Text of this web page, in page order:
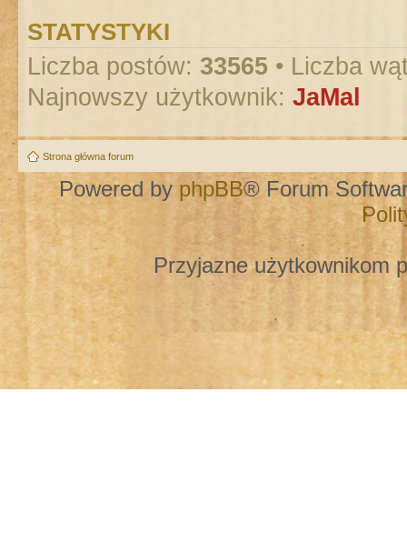
STATYSTYKI
Liczba postów: 33565 • Liczba
Najnowszy użytkownik: JaMal
Strona główna forum
Powered by phpBB® Forum
Przyjazne użytkownikom